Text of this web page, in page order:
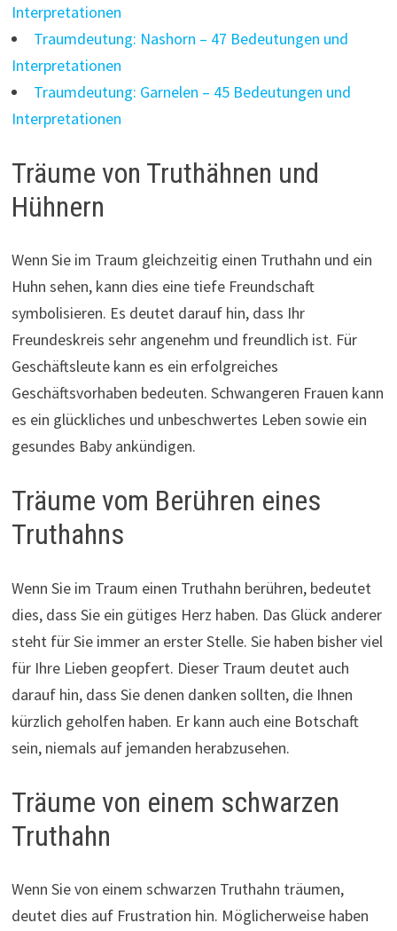
Interpretationen
Traumdeutung: Nashorn – 47 Bedeutungen und
Interpretationen
Traumdeutung: Garnelen – 45 Bedeutungen und
Interpretationen
Träume von Truthähnen und
Hühnern
Wenn Sie im Traum gleichzeitig einen Truthahn und ein
Huhn sehen, kann dies eine tiefe Freundschaft
symbolisieren. Es deutet darauf hin, dass Ihr
Freundeskreis sehr angenehm und freundlich ist. Für
Geschäftsleute kann es ein erfolgreiches
Geschäftsvorhaben bedeuten. Schwangeren Frauen kann
es ein glückliches und unbeschwertes Leben sowie ein
gesundes Baby ankündigen.
Träume vom Berühren eines
Truthahns
Wenn Sie im Traum einen Truthahn berühren, bedeutet
dies, dass Sie ein gütiges Herz haben. Das Glück anderer
steht für Sie immer an erster Stelle. Sie haben bisher viel
für Ihre Lieben geopfert. Dieser Traum deutet auch
darauf hin, dass Sie denen danken sollten, die Ihnen
kürzlich geholfen haben. Er kann auch eine Botschaft
sein, niemals auf jemanden herabzusehen.
Träume von einem schwarzen
Truthahn
Wenn Sie von einem schwarzen Truthahn träumen,
deutet dies auf Frustration hin. Möglicherweise haben